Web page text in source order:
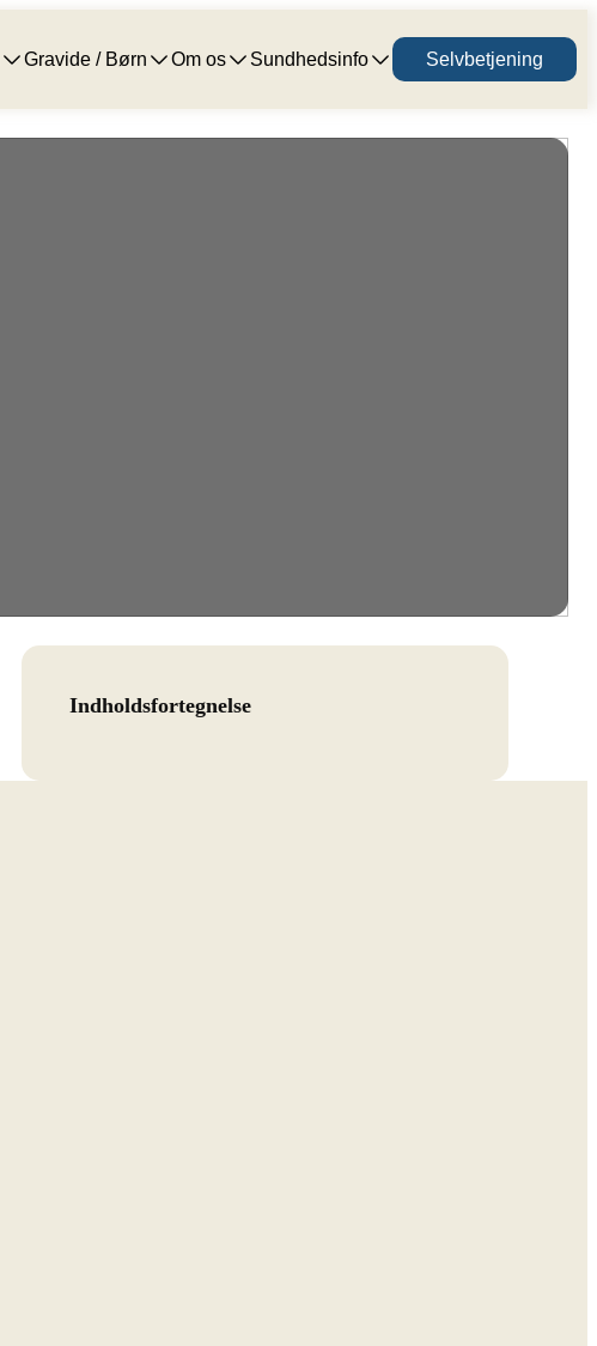
Gravide / Børn Om os Sundhedsinfo Selvbetjening
Indholdsfortegnelse